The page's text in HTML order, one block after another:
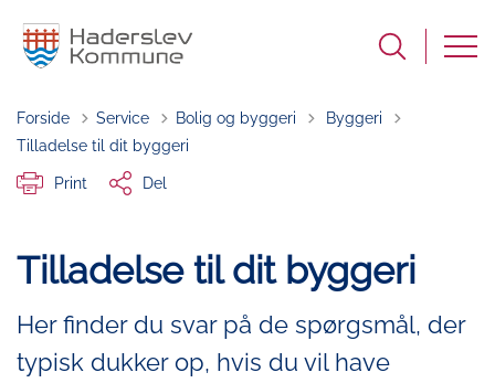
Forside Service Bolig og byggeri Tilbage til
Byggeri
Tilladelse til dit byggeri
Print Del
Tilladelse til dit byggeri
Her finder du svar på de spørgsmål, der
typisk dukker op, hvis du vil have